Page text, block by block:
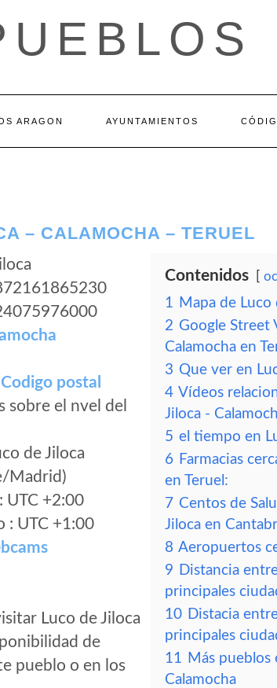
ARAGON AYUNTAMIENTOS
– CALAMOCHA – TERUEL
postal
el nvel del
de Jiloca
Madrid)
UTC +2:00
: UTC +1:00
Luco de Jiloca
de
pueblo o en los
Contenidos
1 Mapa de Luco
2 Google Street
Calamocha en
3 Que ver en
4 Vídeos
Jiloca -
5 el tiempo en
6 Farmacias
en Teruel:
7 Centos de
Jiloca en
8 Aeropuertos
9 Distancia
principales
10 Distacia
principales
11 Más
Calamocha